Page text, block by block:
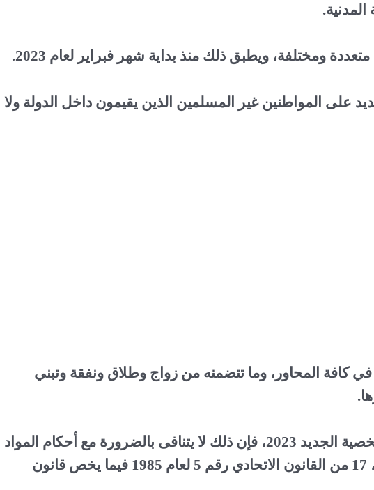
ومختلفة، ويطبق ذلك منذ بداية شهر فبراير لعام 2023.
على المواطنين غير المسلمين الذين يقيمون داخل الدولة ولا
كافة المحاور، وما تتضمنه من زواج وطلاق ونفقة وتبني
مع تطبيق قانون الأحوال الشخصية الجديد 2023، فإن ذلك لا يتنافى بالضرورة مع أحكام المواد
القانونية رقم 12، 13، 15، 16، 17 من القانون الاتحادي رقم 5 لعام 1985 فيما يخص قانون